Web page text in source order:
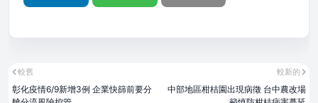
較新的
中部地區柑桔園出現病徵 台中農改場
較舊
彰化疫情6/9新增3例 企業快篩前要分